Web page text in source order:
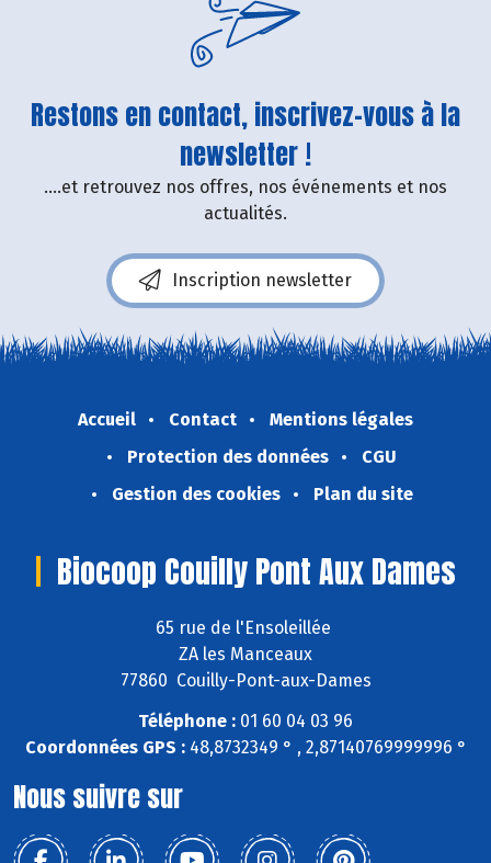
Restons en contact, inscrivez-vous à la
newsletter !
....et retrouvez nos offres, nos événements et nos
actualités.
Inscription newsletter
Accueil Contact
Mentions légales
Protection des données
CGU
Gestion des cookies
Plan du site
Biocoop Couilly Pont Aux Dames
65 rue de l'Ensoleillée
ZA les Manceaux
77860 Couilly-Pont-aux-Dames
Téléphone : 01 60 04 03 96
Coordonnées GPS :48,8732349 ° , 2,87140769999996 °
Nous suivre sur